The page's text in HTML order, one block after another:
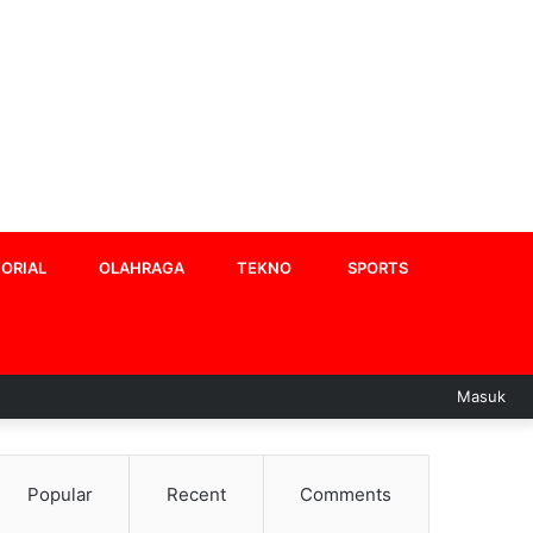
OLAHRAGA TEKNO SPORTS
Masuk
Popular Recent Comments